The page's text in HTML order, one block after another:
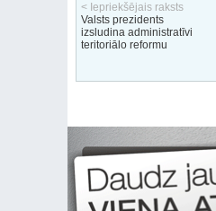
< Iepriekšējais raksts
Valsts prezidents
izsludina administratīvi
teritoriālo reformu